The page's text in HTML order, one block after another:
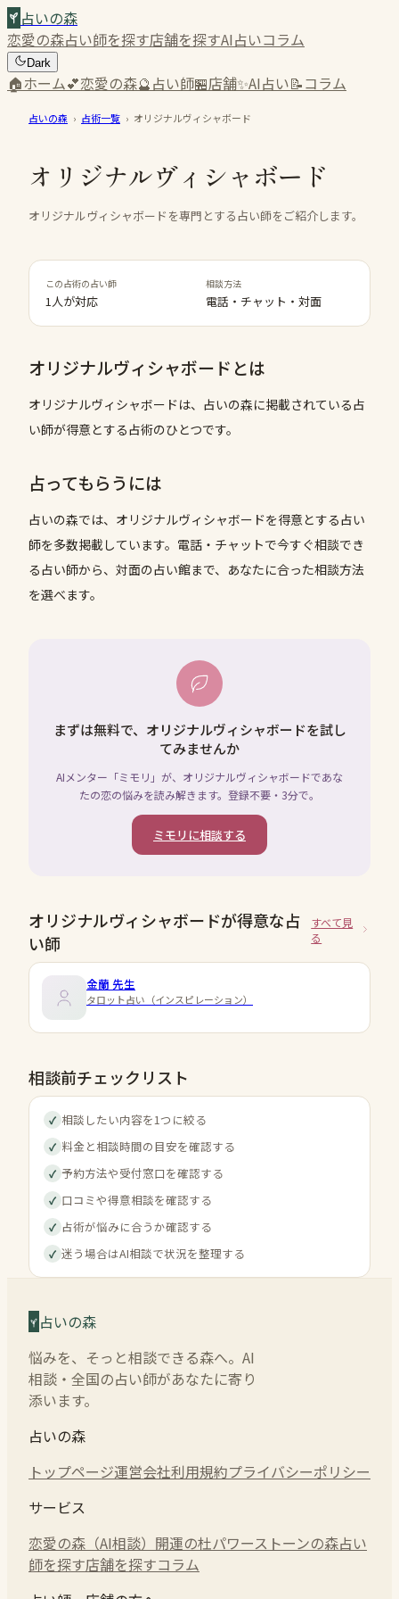
占いの森
恋愛の森占い師を探す店舗を探すAI占いコラム
Dark
🏠ホーム💕恋愛の森🔮占い師🏪店舗✨AI占い📝コラム
占いの森 › 占術一覧 › オリジナルヴィシャボード
オリジナルヴィシャボード
オリジナルヴィシャボードを専門とする占い師をご紹介します。
この占術の占い師
1人が対応
相談方法
電話・チャット・対面
オリジナルヴィシャボード とは
オリジナルヴィシャボードは、占いの森に掲載されている占
い師が得意とする占術のひとつです。
占ってもらうには
占いの森では、 オリジナルヴィシャボードを得意とする占い
師を多数掲載しています。電話・チャットで今すぐ相談でき
る占い師から、対面の占い館まで、あなたに合った相談方法
を選べます。
まずは無料で、オリジナルヴィシャボードを試し
てみませんか
AIメンター「ミモリ」が、オリジナルヴィシャボードであな
たの恋の悩みを読み解きます。登録不要・3分で。
ミモリに相談する
オリジナルヴィシャボードが得意な占
い師
すべて見
る
金蘭 先生
タロット占い（インスピレーション）
相談前チェックリスト
✓ 相談したい内容を1つに絞る
✓ 料金と相談時間の目安を確認する
✓ 予約方法や受付窓口を確認する
✓ 口コミや得意相談を確認する
✓ 占術が悩みに合うか確認する
✓ 迷う場合はAI相談で状況を整理する
占いの森
悩みを、そっと相談できる森へ。AI
相談・全国の占い師があなたに寄り
添います。
占いの森
トップページ運営会社利用規約プライバシーポリシー
サービス
恋愛の森（AI相談） 開運の杜パワーストーンの森占い
師を探す店舗を探すコラム